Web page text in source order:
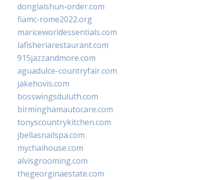
donglaishun-order.com
fiamc-rome2022.org
mariceworldessentials.com
lafisheriarestaurant.com
915jazzandmore.com
aguadulce-countryfair.com
jakehovis.com
bosswingsduluth.com
birminghamautocare.com
tonyscountrykitchen.com
jbellasnailspa.com
mychaihouse.com
alvisgrooming.com
thegeorginaestate.com